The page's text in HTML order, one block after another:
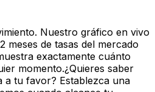
Nuestro gráfico en vivo
meses de tasas del mercado
exactamente cuánto
momento.¿Quieres saber
a tu favor? Establezca una